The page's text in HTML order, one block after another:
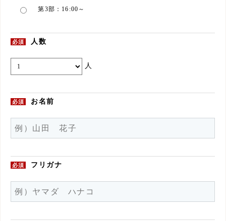
第3部：16:00～
必須 人数
人
必須 お名前
必須 フリガナ